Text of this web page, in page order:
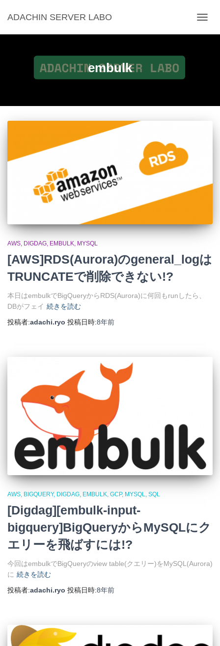
ADACHIN SERVER LABO
ビ
embulk
AWS DIGDAG EMBULK MYSQL
[AWS]RDS(Aurora)のgeneral_logは
TRUNCATEで削除できない!?
本日はembulkでBigQueryからRDS(Aurora)に何回もrunしたら、
DBがフェイ 続きを読む
投稿者:adachi.ryo 投稿日時:8年前
AWS BIGQUERY DIGDAG EMBULK GCP MYSQL SQL
[Digdag][embulk-input-
bigquery]BigQueryからMySQLにク
エリーを飛ばすには!?
今回はembulkでBigQueryのview table(クエリー)をMySQL(Aurora)
に 続きを読む
投稿者:adachi.ryo 投稿日時:8年前